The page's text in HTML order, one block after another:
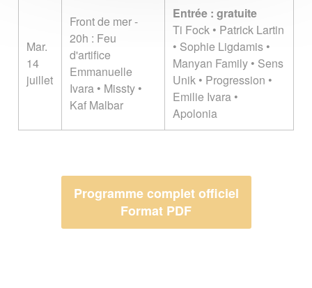
Mar.
14
juillet
Front de mer -
20h : Feu
d'artifice
Emmanuelle
Ivara • Missty •
Kaf Malbar
Entrée : gratuite
Ti Fock • Patrick Lartin
• Sophie Ligdamis •
Manyan Family • Sens
Unik • Progression •
Emilie Ivara •
Apolonia
Programme complet officiel
Format PDF